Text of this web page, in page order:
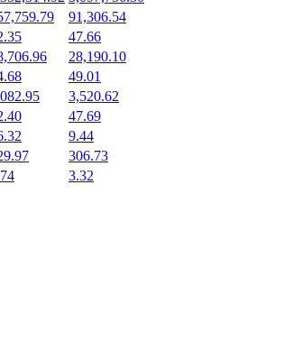
91,306.54
47.66
28,190.10
49.01
3,520.62
47.69
9.44
306.73
3.32